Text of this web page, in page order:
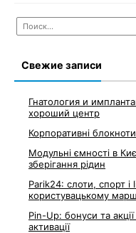
Найти:
Свежие записи
Гнатология и
хороший центр
Корпоративні
Модульні ємності в
зберігання рідин
Parik24: слоти, спорт
користувацькому
Pin-Up: бонуси та
активації